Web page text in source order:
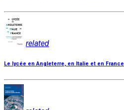
related
Le lycée en Angleterre, en Italie et en France